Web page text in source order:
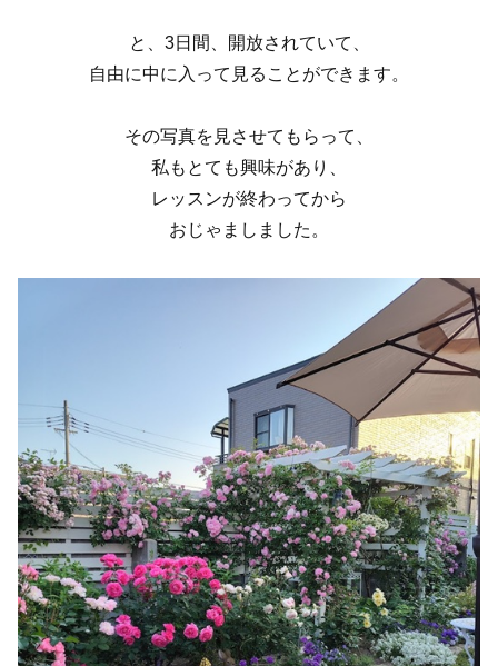
と、3日間、開放されていて、
自由に中に入って見ることができます。
その写真を見させてもらって、
私もとても興味があり、
レッスンが終わってから
おじゃましました。